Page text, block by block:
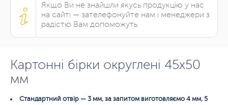
Якщо Ви не знайшли якусь продукцію у нас
на сайті — зателефонуйте нам і менеджери з
радістю Вам допоможуть
Картонні бірки округлені 45х50
мм
Стандартний отвір — 3 мм, за запитом виготовляємо 4 мм, 5